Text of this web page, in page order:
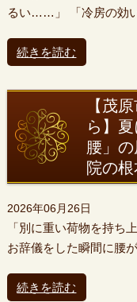
るい……」 「冷房の効
続きを読む
【茂
ら】
腰」
院の
2026年06月26日
「別に重い荷物を持ち
お辞儀をした瞬間に腰
続きを読む